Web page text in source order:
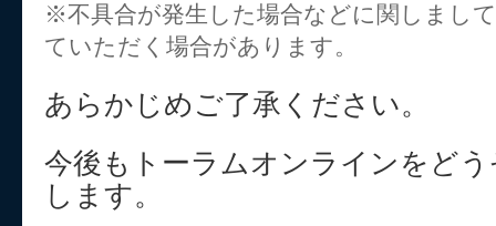
※不具合が発生した場合などに関しまし
ていただく場合があります。
あらかじめご了承ください。
今後もトーラムオンラインをど
します。